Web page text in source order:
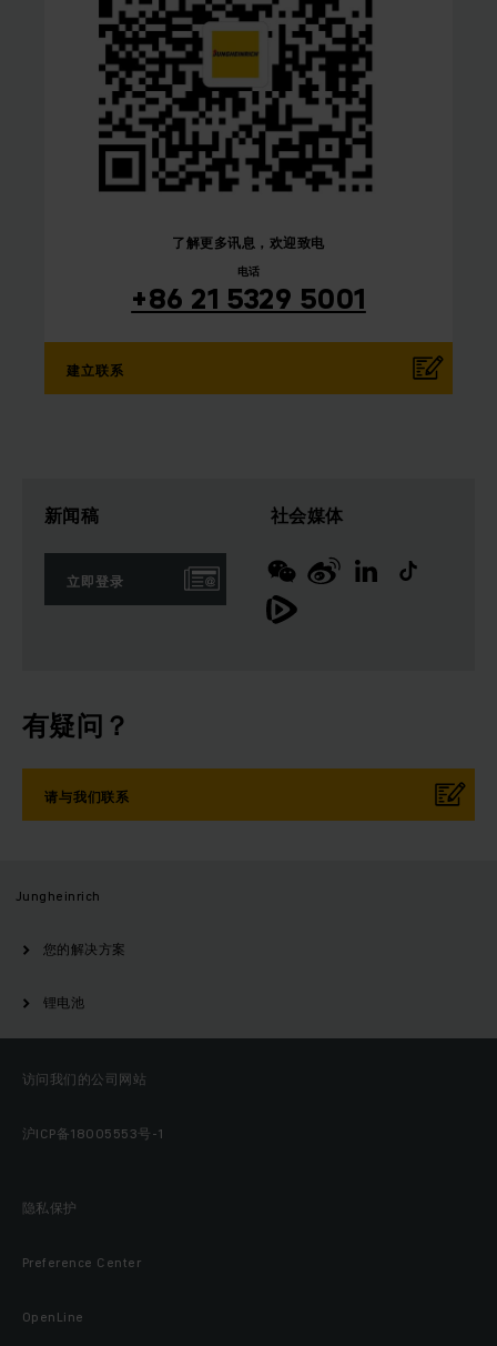
了解更多讯息，欢迎致电
电话
+86 21 5329 5001
建立联系
新闻稿
立即登录
社会媒体
有疑问？
请与我们联系
Jungheinrich
您的解决方案
锂电池
访问我们的公司网站
沪ICP备18005553号-1
隐私保护
Preference Center
OpenLine